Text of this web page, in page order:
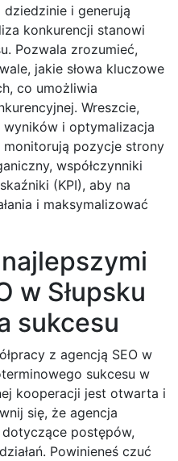
i generują
konkurencji stanowi
Pozwala zrozumieć,
jakie słowa kluczowe
co umożliwia
Wreszcie,
wyników i optymalizacja
monitorują pozycje strony
współczynniki
(KPI), aby na
i maksymalizować
w Słupsku
sukcesu
z agencją SEO w
sukcesu w
kooperacji jest otwarta i
się, że agencja
postępów,
Powinieneś czuć